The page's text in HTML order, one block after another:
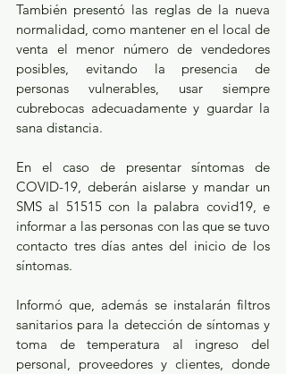
También presentó las reglas de la nueva
normalidad, como mantener en el local de
venta el menor número de vendedores
posibles, evitando la presencia de
personas vulnerables, usar siempre
cubrebocas adecuadamente y guardar la
sana distancia.
En el caso de presentar síntomas de
COVID-19, deberán aislarse y mandar un
SMS al 51515 con la palabra covid19, e
informar a las personas con las que se tuvo
contacto tres días antes del inicio de los
síntomas.
Informó que, además se instalarán filtros
sanitarios para la detección de síntomas y
toma de temperatura al ingreso del
personal, proveedores y clientes, donde